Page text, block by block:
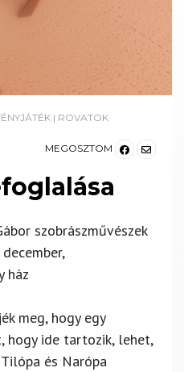
| ROVATOK
MEGOSZTOM
szobrászművészek
ház
meg, hogy egy
hogy ide tartozik, lehet,
és Narópa